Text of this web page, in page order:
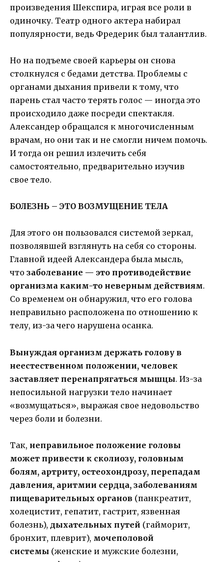
произведения Шекспира, играя все роли в
одиночку. Театр одного актера набирал
популярности, ведь Фредерик был талантлив.
Но на подъеме своей карьеры он снова
столкнулся с бедами детства. Проблемы с
органами дыхания привели к тому, что
парень стал часто терять голос — иногда это
происходило даже посреди спектакля.
Александер обращался к многочисленным
врачам, но они так и не смогли ничем помочь.
И тогда он решил излечить себя
самостоятельно, предварительно изучив
свое тело.
БОЛЕЗНЬ – ЭТО ВОЗМУЩЕНИЕ ТЕЛА
Для этого он пользовался системой зеркал,
позволявшей взглянуть на себя со стороны.
Главной идеей Александера была мысль,
что заболевание — это противодействие
организма каким-то неверным действиям.
Со временем он обнаружил, что его голова
неправильно расположена по отношению к
телу, из-за чего нарушена осанка.
Вынуждая организм держать голову в
неестественном положении, человек
заставляет перенапрягаться мышцы. Из-за
непосильной нагрузки тело начинает
«возмущаться», выражая свое недовольство
через боли и болезни.
Так, неправильное положение головы
может привести к сколиозу, головным
болям, артриту, остеохондрозу, перепадам
давления, аритмии сердца, заболеваниям
пищеварительных органов (панкреатит,
холецистит, гепатит, гастрит, язвенная
болезнь), дыхательных путей (гайморит,
бронхит, плеврит), мочеполовой
системы (женские и мужские болезни,